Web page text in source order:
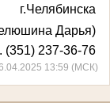
г.Челябинска
Дарья)
(351) 237-36-76
13:59 (МСК)